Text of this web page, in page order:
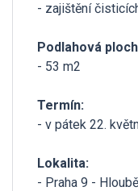
- zajištění
Podlahová
- 53 m2
Termín:
- v pátek 22.
Lokalita:
- Praha 9 -